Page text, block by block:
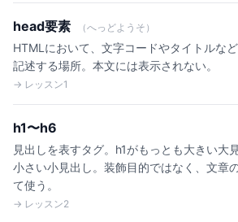
head要素 （へっどようそ）
HTMLにおいて、文字コードやタイトルな
記述する場所。本文には表示されない。
→ レッスン1
h1〜h6
見出しを表すタグ。h1がもっとも大きい大
小さい小見出し。装飾目的ではなく、文章
て使う。
→ レッスン2